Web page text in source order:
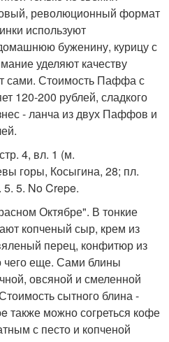
революционный формат
используют
буженину, курицу с
уделяют качеству
сами. Стоимость Паффа с
120-200 рублей, сладкого
- ланча из двух Паффов и
4, вл. 1 (м.
горы, Косыгина, 28; пл.
5. 5. No Crepe.
Октябре". В тонкие
копченый сыр, крем из
перец, конфитюр из
чего еще. Сами блины
овсяной и смеленной
сытного блина -
также можно согреться кофе
с песто и копченой